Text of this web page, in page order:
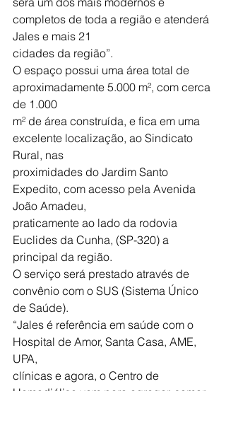
completos de toda a região e atenderá
Jales e mais 21
cidades da região”.
O espaço possui uma área total de
aproximadamente 5.000 m², com cerca
de 1.000
m² de área construída, e fica em uma
excelente localização, ao Sindicato
Rural, nas
proximidades do Jardim Santo
Expedito, com acesso pela Avenida
João Amadeu,
praticamente ao lado da rodovia
Euclides da Cunha, (SP-320) a
principal da região.
O serviço será prestado através de
convênio com o SUS (Sistema Único
de Saúde).
“Jales é referência em saúde com o
Hospital de Amor, Santa Casa, AME,
UPA,
clínicas e agora, o Centro de
Hemodiálise vem para agregar, somar